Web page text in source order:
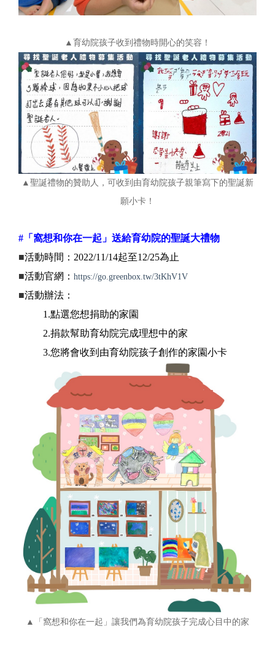
▲育幼院孩子收到禮物時開心的笑容！
▲聖誕禮物的贊助人，可收到由育幼院孩子親筆寫下的聖誕新
願小卡！
#「窩想和你在一起」送給育幼院的聖誕大禮物
■活動時間：2022/11/14起至12/25為止
■活動官網： https://go.greenbox.tw/3tKhV1V
■活動辦法：
1.點選您想捐助的家園
2.捐款幫助育幼院完成理想中的家
3.您將會收到由育幼院孩子創作的家園小卡
▲「窩想和你在一起」讓我們為育幼院孩子完成心目中的家